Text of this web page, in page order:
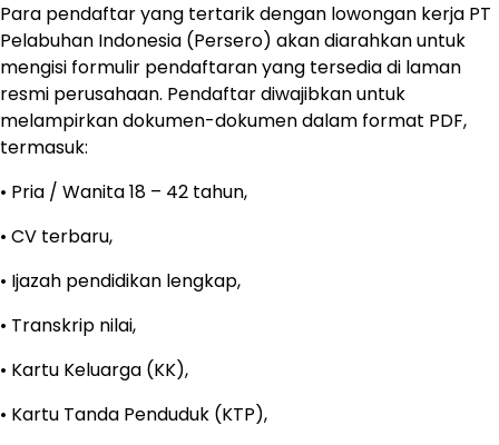
Para pendaftar yang tertarik dengan lowongan kerja PT
Pelabuhan Indonesia (Persero) akan diarahkan untuk
mengisi formulir pendaftaran yang tersedia di laman
resmi perusahaan. Pendaftar diwajibkan untuk
melampirkan dokumen-dokumen dalam format PDF,
termasuk:
• Pria / Wanita 18 – 42 tahun,
• CV terbaru,
• Ijazah pendidikan lengkap,
• Transkrip nilai,
• Kartu Keluarga (KK),
• Kartu Tanda Penduduk (KTP),